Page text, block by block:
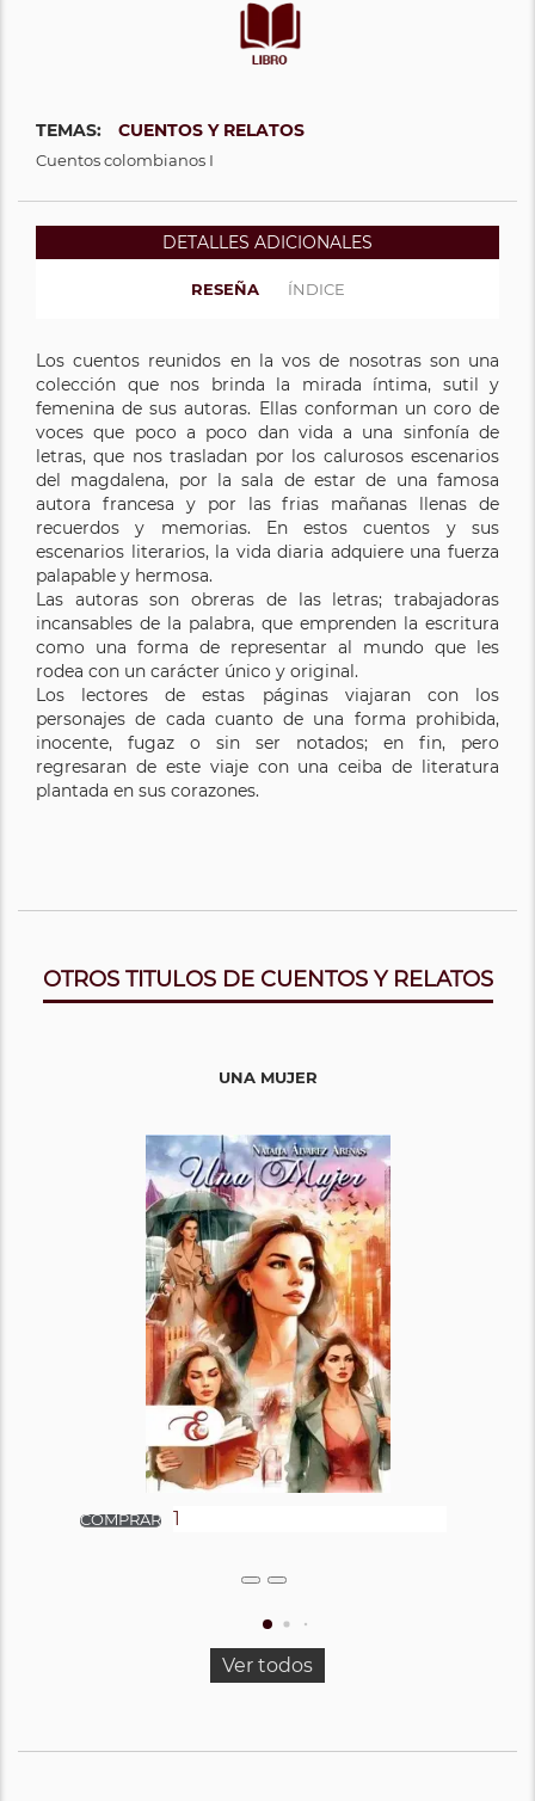
TEMAS: CUENTOS Y RELATOS
Cuentos colombianos I
DETALLES ADICIONALES
RESEÑA ÍNDICE
Los cuentos reunidos en la vos de nosotras son una
colección que nos brinda la mirada íntima, sutil y
femenina de sus autoras. Ellas conforman un coro de
voces que poco a poco dan vida a una sinfonía de
letras, que nos trasladan por los calurosos escenarios
del magdalena, por la sala de estar de una famosa
autora francesa y por las frias mañanas llenas de
recuerdos y memorias. En estos cuentos y sus
escenarios literarios, la vida diaria adquiere una fuerza
palapable y hermosa.
Las autoras son obreras de las letras; trabajadoras
incansables de la palabra, que emprenden la escritura
como una forma de representar al mundo que les
rodea con un carácter único y original.
Los lectores de estas páginas viajaran con los
personajes de cada cuanto de una forma prohibida,
inocente, fugaz o sin ser notados; en fin, pero
regresaran de este viaje con una ceiba de literatura
plantada en sus corazones.
OTROS TITULOS DE CUENTOS Y RELATOS
UNA MUJER
Ver todos